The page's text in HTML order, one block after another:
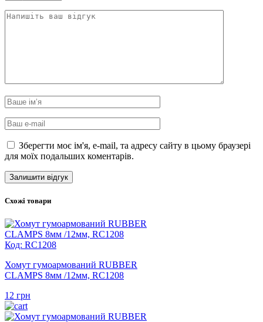
Зберегти моє ім'я, e-mail, та адресу сайту в цьому браузері
для моїх подальших коментарів.
Схожі товари
Код: RC1208
Хомут гумоармований RUBBER
CLAMPS 8мм /12мм, RC1208
12 грн